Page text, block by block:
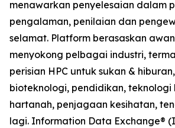
menawarkan penyelesaian dalam
pengalaman, penilaian dan
selamat. Platform berasaskan
menyokong pelbagai industri,
perisian HPC untuk sukan &
bioteknologi, pendidikan, teknologi
hartanah, penjagaan kesihatan,
lagi. Information Data Exchange®